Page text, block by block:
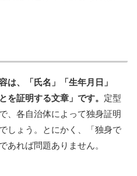
は、「氏名」「生年月日」
を証明する文章」です。 定型
、各自治体によって独身証明
しょう。とにかく、「独身で
あれば問題ありません。